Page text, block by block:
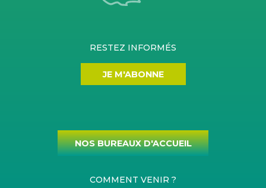
RESTEZ INFORMÉS
JE M'ABONNE
NOS BUREAUX D'ACCUEIL
COMMENT VENIR ?